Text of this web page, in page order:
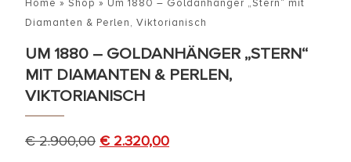
Home » Shop » Um 1880 – Goldanhänger „Stern“ mit
Diamanten & Perlen, Viktorianisch
UM 1880 – GOLDANHÄNGER „STERN“
MIT DIAMANTEN & PERLEN,
VIKTORIANISCH
€2.900,00 €2.320,00